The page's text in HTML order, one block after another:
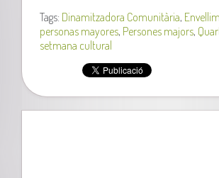
Tags: Dinamitzadora Comunitària,
personas mayores, Persones majors,
setmana cultural